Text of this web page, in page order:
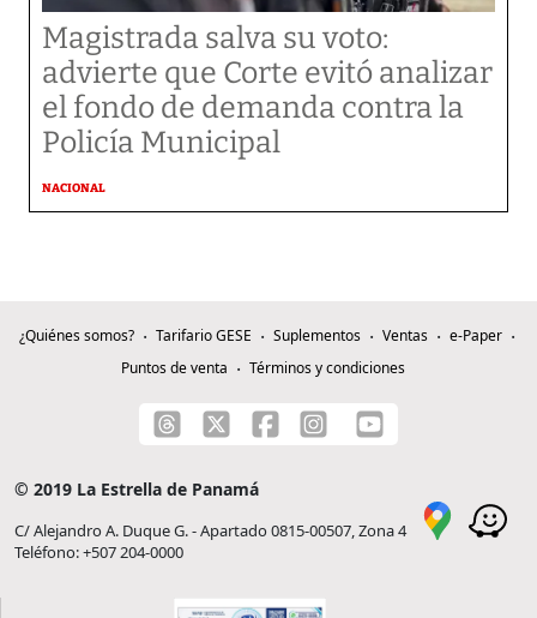
Magistrada salva su voto:
advierte que Corte evitó analizar
el fondo de demanda contra la
Policía Municipal
NACIONAL
¿Quiénes somos? Tarifario GESE Suplementos Ventas
e-Paper
Puntos de venta
Términos y condiciones
© 2019 La Estrella de Panamá
C/ Alejandro A. Duque G. - Apartado 0815-00507, Zona 4
Teléfono: +507 204-0000